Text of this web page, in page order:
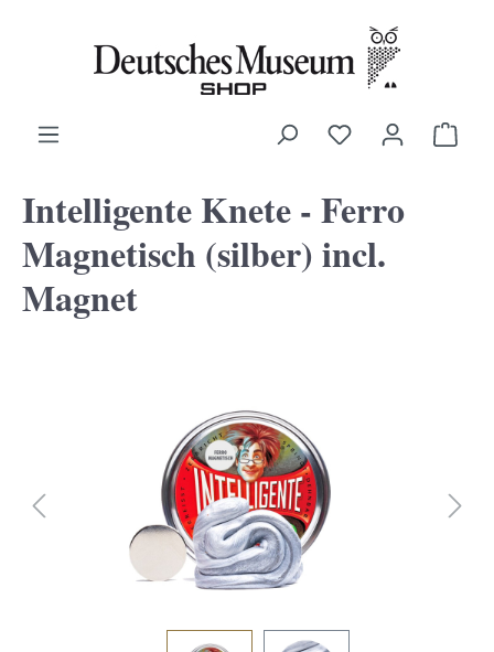
Intelligente Knete - Ferro
Magnetisch (silber) incl.
Magnet